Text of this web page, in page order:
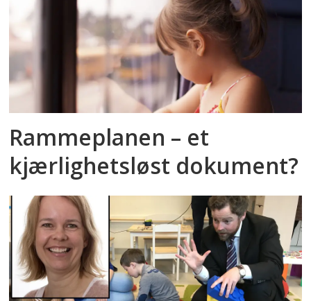
Rammeplanen – et
kjærlighetsløst dokument?